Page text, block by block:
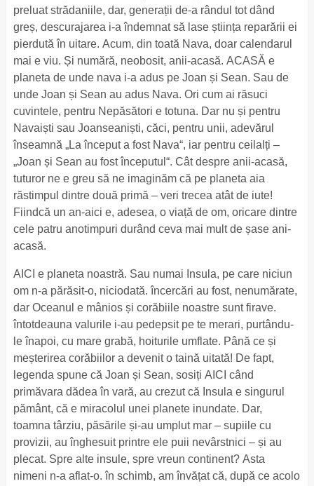
preluat strădaniile, dar, generații de-a rândul tot dând
greș, descurajarea i-a îndemnat să lase știința reparării ei
pierdută în uitare. Acum, din toată Nava, doar calendarul
mai e viu. Și numără, neobosit, anii-acasă. ACASĂ e
planeta de unde nava i-a adus pe Joan și Sean. Sau de
unde Joan și Sean au adus Nava. Ori cum ai răsuci
cuvintele, pentru Nepăsători e totuna. Dar nu și pentru
Navaiști sau Joanseaniști, căci, pentru unii, adevărul
înseamnă „La început a fost Nava“, iar pentru ceilalți –
„Joan și Sean au fost începutul“. Cât despre anii-acasă,
tuturor ne e greu să ne imaginăm că pe planeta aia
răstimpul dintre două primă – veri trecea atât de iute!
Fiindcă un an-aici e, adesea, o viață de om, oricare dintre
cele patru anotimpuri durând ceva mai mult de șase ani-
acasă.
AICI e planeta noastră. Sau numai Insula, pe care niciun
om n-a părăsit-o, niciodată. încercări au fost, nenumărate,
dar Oceanul e mânios și corăbiile noastre sunt firave.
întotdeauna valurile i-au pedepsit pe te merari, purtându-
le înapoi, cu mare grabă, hoiturile umflate. Până ce și
meșterirea corăbiilor a devenit o taină uitată! De fapt,
legenda spune că Joan și Sean, sosiți AICI când
primăvara dădea în vară, au crezut că Insula e singurul
pământ, că e miracolul unei planete inundate. Dar,
toamna târziu, păsările și-au umplut mar – supiile cu
provizii, au înghesuit printre ele puii nevârstnici – și au
plecat. Spre alte insule, spre vreun continent? Asta
nimeni n-a aflat-o. în schimb, am învățat că, după ce acolo